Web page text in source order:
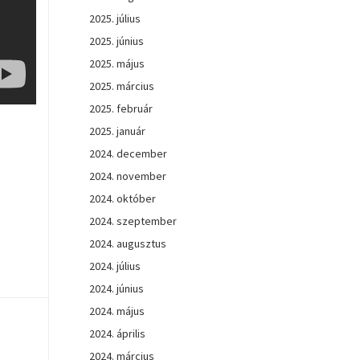
2025. július
2025. június
2025. május
2025. március
2025. február
2025. január
2024. december
2024. november
2024. október
2024. szeptember
2024. augusztus
2024. július
2024. június
2024. május
2024. április
2024. március